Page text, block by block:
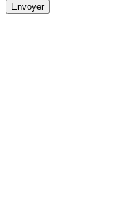
Envoyer